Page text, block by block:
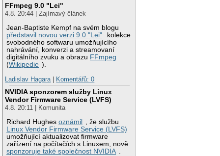
FFmpeg 9.0 "Lei"
4.8. 20:44 | Zajímavý článek
Jean-Baptiste Kempf na svém blogu
představil novou verzi 9.0 "Lei"
kolekce
svobodného softwaru umožňujícího
nahrávání, konverzi a streamovaní
digitálního zvuku a obrazu FFmpeg
(Wikipedie ).
Ladislav Hagara
Komentářů: 0
NVIDIA sponzorem služby Linux
Vendor Firmware Service (LVFS)
4.8. 20:11 | Komunita
Richard Hughesoznámil
, že službu
Linux Vendor Firmware Service (LVFS)
umožňující aktualizovat firmware
zařízení na počítačích s Linuxem, nově
sponzoruje také společnost NVIDIA .